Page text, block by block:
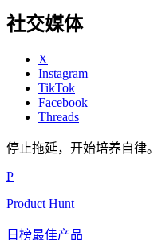
社交媒体
X
Instagram
TikTok
Facebook
Threads
停止拖延，开始培养自律。
P
Product Hunt
日榜最佳产品